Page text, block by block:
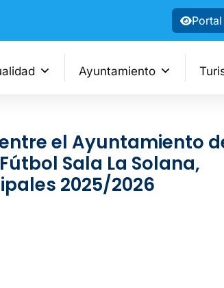
Ayuntamiento
el Ayuntamiento
Sala La Solana,
2025/2026